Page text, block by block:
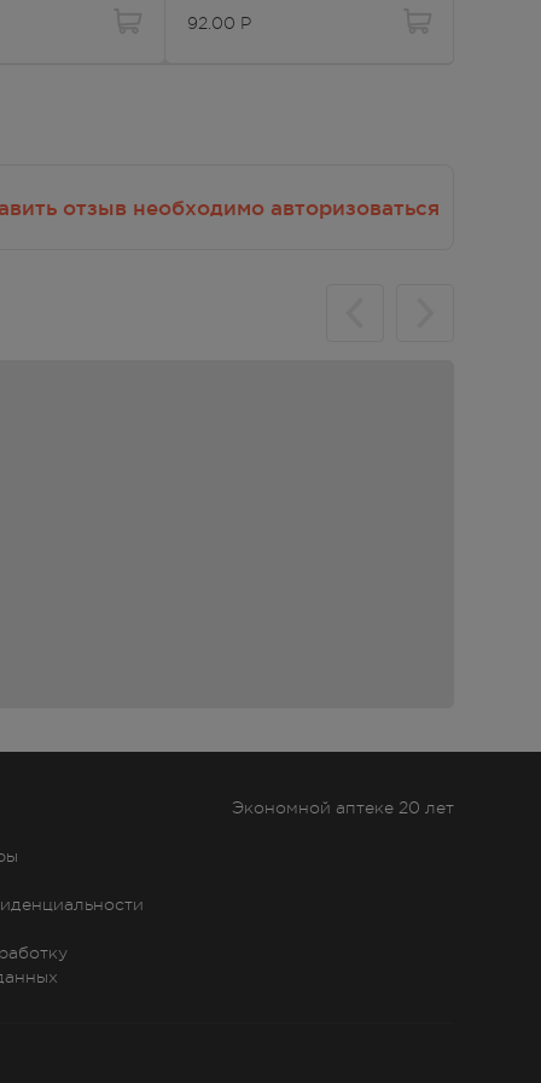
92.00 Р
отзыв необходимо авторизоваться
Экономной аптеке 20 лет